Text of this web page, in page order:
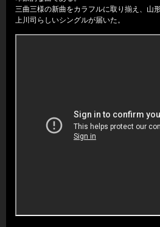
三曲三様の新曲をカラフルに取り揃え、山
上川司らしいシングルが届いた。